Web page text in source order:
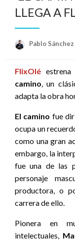
LLEGA A
Pablo Sánchez
FlixOlé
camino, un
adapta la obra
El camino fue
ocupa un
como una gran
embargo, la
fue una de las
personaje
productora, o
carrera de ello.
Pionera en
intelectuales,